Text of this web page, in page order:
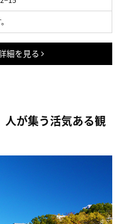
細を見る
人が集う活気ある観